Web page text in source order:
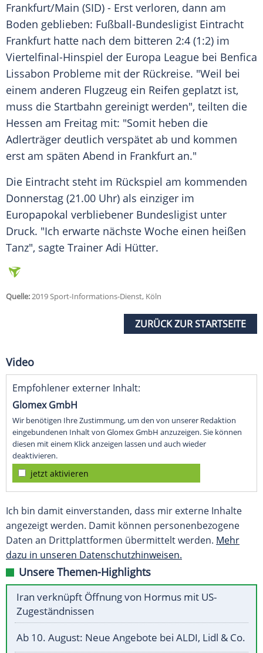
Frankfurt/Main (SID) - Erst verloren, dann am
Boden geblieben: Fußball-Bundesligist Eintracht
Frankfurt hatte nach dem bitteren 2:4 (1:2) im
Viertelfinal-Hinspiel der Europa League bei Benfica
Lissabon Probleme mit der Rückreise. "Weil bei
einem anderen Flugzeug ein Reifen geplatzt ist,
muss die Startbahn gereinigt werden", teilten die
Hessen am Freitag mit: "Somit heben die
Adlerträger deutlich verspätet ab und kommen
erst am späten Abend in Frankfurt an."
Die Eintracht steht im Rückspiel am kommenden
Donnerstag (21.00 Uhr) als einziger im
Europapokal verbliebener Bundesligist unter
Druck. "Ich erwarte nächste Woche einen heißen
Tanz", sagte Trainer Adi Hütter.
Quelle:2019 Sport-Informations-Dienst, Köln
ZURÜCK ZUR STARTSEITE
Video
Empfohlener externer Inhalt:
Glomex GmbH
Wir benötigen Ihre Zustimmung, um den von unserer Redaktion
eingebundenen Inhalt von Glomex GmbH anzuzeigen. Sie können
diesen mit einem Klick anzeigen lassen und auch wieder
deaktivieren.
jetzt aktivieren
Ich bin damit einverstanden, dass mir externe Inhalte
angezeigt werden. Damit können personenbezogene
Daten an Drittplattformen übermittelt werden. Mehr
dazu in unseren Datenschutzhinweisen.
Unsere Themen-Highlights
Iran verknüpft Öffnung von Hormus mit US-
Zugeständnissen
Ab 10. August: Neue Angebote bei ALDI, Lidl & Co.